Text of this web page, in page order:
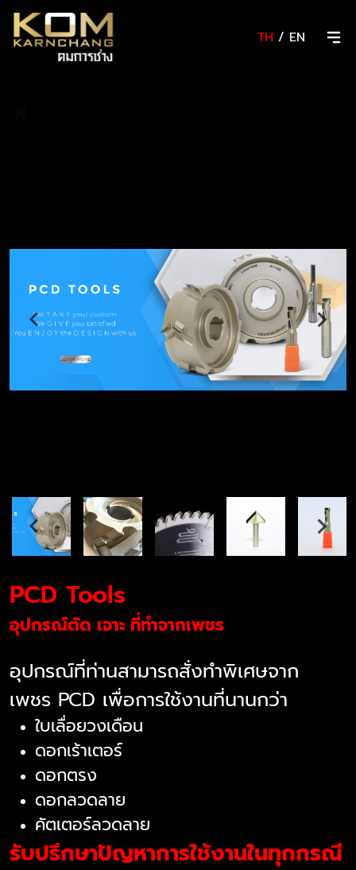
TH / EN
PCD Tools
อุปกรณ์ตัด เจาะ ที่ทำจากเพชร
อุปกรณ์ที่ท่านสามารถสั่งทำพิเศษจาก
เพชร PCD เพื่อการใช้งานที่นานกว่า
ใบเลื่อยวงเดือน
ดอกเร้าเตอร์
ดอกตรง
ดอกลวดลาย
คัตเตอร์ลวดลาย
รับปรึกษาปัญหาการใช้งานในทุกกรณี